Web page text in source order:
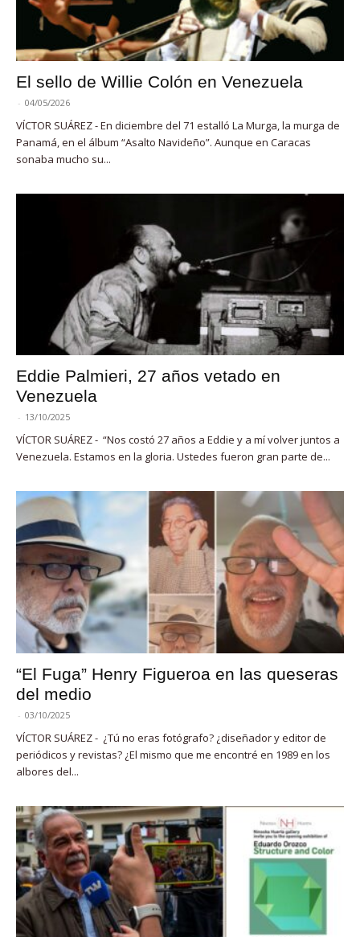
El sello de Willie Colón en Venezuela
- 04/05/2026
VÍCTOR SUÁREZ - En diciembre del 71 estalló La Murga, la murga de
Panamá, en el álbum “Asalto Navideño”. Aunque en Caracas
sonaba mucho su...
Eddie Palmieri, 27 años vetado en
Venezuela
- 13/10/2025
VÍCTOR SUÁREZ - “Nos costó 27 años a Eddie y a mí volver juntos a
Venezuela. Estamos en la gloria. Ustedes fueron gran parte de...
“El Fuga” Henry Figueroa en las queseras
del medio
- 03/10/2025
VÍCTOR SUÁREZ - ¿Tú no eras fotógrafo? ¿diseñador y editor de
periódicos y revistas? ¿El mismo que me encontré en 1989 en los
albores del...